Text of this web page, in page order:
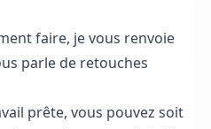
faire, je vous renvoie
parle de retouches
prête, vous pouvez soit